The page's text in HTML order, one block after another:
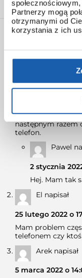
Partnerzy mogą
otrzymanymi od
korzystania z ich
Endiboyka
16 września 2021 o
Mam problem
spalanie kalorii…
Gbd H1000. Czy
powiadomieniami
następnym razem
telefon.
Pawel
2 stycznia
Hej. Mam tak
El napisał
25 lutego 2022 o
Mam problem
telefonem czy
Arek napisał
5 marca 2022 o